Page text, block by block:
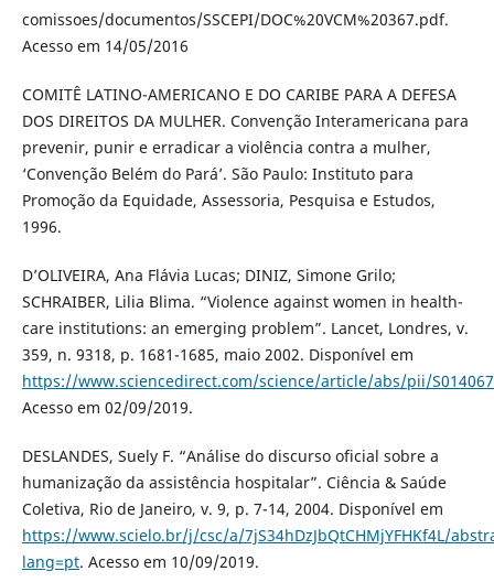
comissoes/documentos/SSCEPI/DOC%20VCM%20367.pdf.
Acesso em 14/05/2016
COMITÊ LATINO-AMERICANO E DO CARIBE PARA A DEFESA
DOS DIREITOS DA MULHER. Convenção Interamericana para
prevenir, punir e erradicar a violência contra a mulher,
‘Convenção Belém do Pará’. São Paulo: Instituto para
Promoção da Equidade, Assessoria, Pesquisa e Estudos,
1996.
D’OLIVEIRA, Ana Flávia Lucas; DINIZ, Simone Grilo;
SCHRAIBER, Lilia Blima. “Violence against women in health-
care institutions: an emerging problem”. Lancet, Londres, v.
359, n. 9318, p. 1681-1685, maio 2002. Disponível em
https://www.sciencedirect.com/science/article/abs/pii/
Acesso em 02/09/2019.
DESLANDES, Suely F. “Análise do discurso oficial sobre a
humanização da assistência hospitalar”. Ciência & Saúde
Coletiva, Rio de Janeiro, v. 9, p. 7-14, 2004. Disponível em
https://www.scielo.br/j/csc/a/7jS34hDzJbQtCHMjYFHKf4L/
lang=pt. Acesso em 10/09/2019.